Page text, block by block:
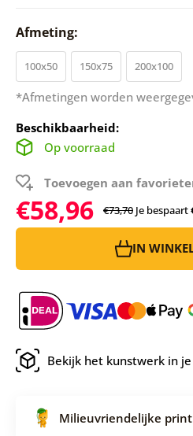
Afmeting:
100x50 150x75 200x100
*Afmetingen worden
Beschikbaarheid:
Op voorraad
Toevoegen aan
€58,96 €73,70 Je bespaart
IN
Bekijk het kunstwerk in
Milieuvriendelijke print